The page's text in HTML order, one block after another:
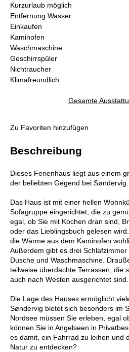
Kurzurlaub möglich
Entfernung Wasser
Einkaufen
Kaminofen
Waschmaschine
Geschirrspüler
Nichtraucher
Klimafreundlich
Gesamte
Zu Favoriten hinzufügen
Beschreibung
Dieses Ferienhaus liegt aus einem
der beliebten Gegend bei Søndervig.
Das Haus ist mit einer hellen
Sofagruppe eingerichtet, die zu
egal, ob Sie mit Kochen dran sind,
oder das Lieblingsbuch gelesen
die Wärme aus dem Kaminofen
Außerdem gibt es drei
Dusche und Waschmaschine.
teilweise überdachte Terrassen, die
auch nach Westen ausgerichtet sind.
Die Lage des Hauses ermöglicht
Søndervig bietet sich besonders im
Nordsee müssen Sie erleben, egal
können Sie in Angelseen in
es damit, ein Fahrrad zu leihen und
Natur zu entdecken?